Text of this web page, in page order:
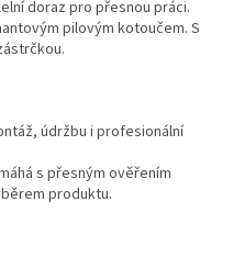
doraz pro přesnou práci.
pilovým kotoučem. S
údržbu i profesionální
s přesným ověřením
produktu.